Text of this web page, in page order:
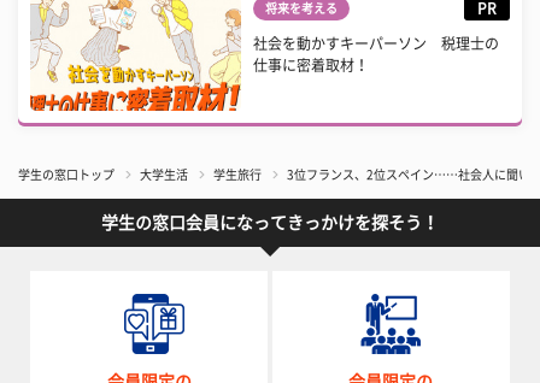
将来を考える PR
社会を動かすキーパーソン 税理士の
仕事に密着取材！
学生の窓口トップ 大学生活 学生旅行 3位フランス、2位スペイン……社会人に聞い
学生の窓口会員になってきっかけを探そう！